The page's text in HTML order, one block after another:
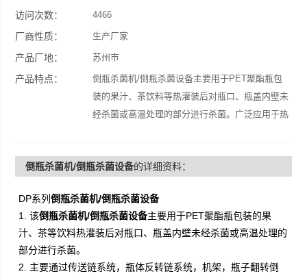
访问次数： 4466
厂商性质： 生产厂家
产品厂地： 苏州市
产品特点：
倒瓶杀菌机/倒瓶杀菌设备主要用于PET聚酯瓶包
装的果汁、茶饮料等热灌装后对瓶口、瓶盖内壁未
经杀菌或高温处理的部分进行杀菌。广泛应用于热
倒瓶杀菌机/倒瓶杀菌设备的详细资料：
DP系列倒瓶杀菌机/倒瓶杀菌设备
1. 该倒瓶杀菌机/倒瓶杀菌设备主要用于PET聚酯瓶包装的果
汁、茶等饮料热灌装后对瓶口、瓶盖内壁未经杀菌或高温处理的
部分进行杀菌。
2. 主要通过传送链系统，瓶体反转链系统，机架，瓶子翻转倒